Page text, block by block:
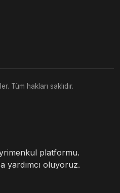
Tüm hakları saklıdır.
platformu.
yardımcı oluyoruz.